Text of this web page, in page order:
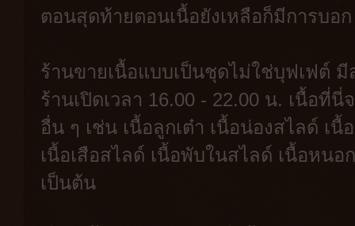
ตอนสุดท้ายตอนเนื้อยังเหลือก็มีการบอ
ร้านขายเนื้อแบบเป็นชุดไม่ใช่บุฟเฟต์
ร้านเปิดเวลา 16.00 - 22.00 น. เนื้อที่
อื่น ๆ เช่น เนื้อลูกเต๋า เนื้อน่องสไลด์ เ
เนื้อเสือสไลด์ เนื้อพับในสไลด์ เนื้อหน
เป็นต้น